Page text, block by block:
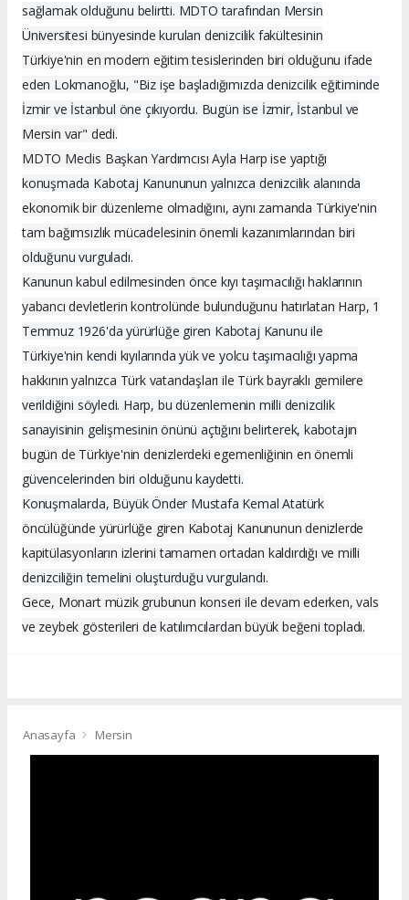
sağlamak olduğunu belirtti. MDTO tarafından Mersin
Üniversitesi bünyesinde kurulan denizcilik fakültesinin
Türkiye'nin en modern eğitim tesislerinden biri olduğunu ifade
eden Lokmanoğlu, "Biz işe başladığımızda denizcilik eğitiminde
İzmir ve İstanbul öne çıkıyordu. Bugün ise İzmir, İstanbul ve
Mersin var" dedi.
MDTO Meclis Başkan Yardımcısı Ayla Harp ise yaptığı
konuşmada Kabotaj Kanununun yalnızca denizcilik alanında
ekonomik bir düzenleme olmadığını, aynı zamanda Türkiye'nin
tam bağımsızlık mücadelesinin önemli kazanımlarından biri
olduğunu vurguladı.
Kanunun kabul edilmesinden önce kıyı taşımacılığı haklarının
yabancı devletlerin kontrolünde bulunduğunu hatırlatan Harp, 1
Temmuz 1926'da yürürlüğe giren Kabotaj Kanunu ile
Türkiye'nin kendi kıyılarında yük ve yolcu taşımacılığı yapma
hakkının yalnızca Türk vatandaşları ile Türk bayraklı gemilere
verildiğini söyledi. Harp, bu düzenlemenin milli denizcilik
sanayisinin gelişmesinin önünü açtığını belirterek, kabotajın
bugün de Türkiye'nin denizlerdeki egemenliğinin en önemli
güvencelerinden biri olduğunu kaydetti.
Konuşmalarda, Büyük Önder Mustafa Kemal Atatürk
öncülüğünde yürürlüğe giren Kabotaj Kanununun denizlerde
kapitülasyonların izlerini tamamen ortadan kaldırdığı ve milli
denizciliğin temelini oluşturduğu vurgulandı.
Gece, Monart müzik grubunun konseri ile devam ederken, vals
ve zeybek gösterileri de katılımcılardan büyük beğeni topladı.
Anasayfa Mersin